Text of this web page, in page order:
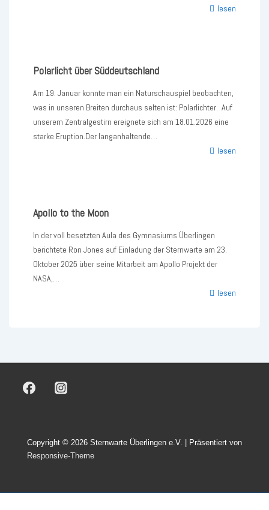
lesen
Polarlicht über Süddeutschland
Am 19. Januar konnte man ein Naturschauspiel beobachten,
was in unseren Breiten durchaus selten ist: Polarlichter. Auf
unserem Zentralgestirn ereignete sich am 18.01.2026 eine
starke Eruption.Der langanhaltende…
lesen
Apollo to the Moon
In der voll besetzten Aula des Gymnasiums Überlingen
berichtete Ron Jones auf Einladung der Sternwarte am 23.
Oktober 2025 über seine Mitarbeit am Apollo Projekt der
NASA,…
lesen
Copyright © 2026 Sternwarte Überlingen e.V.
| Präsentiert von
Responsive-Theme